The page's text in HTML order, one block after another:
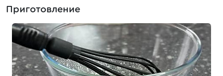
Приготовление